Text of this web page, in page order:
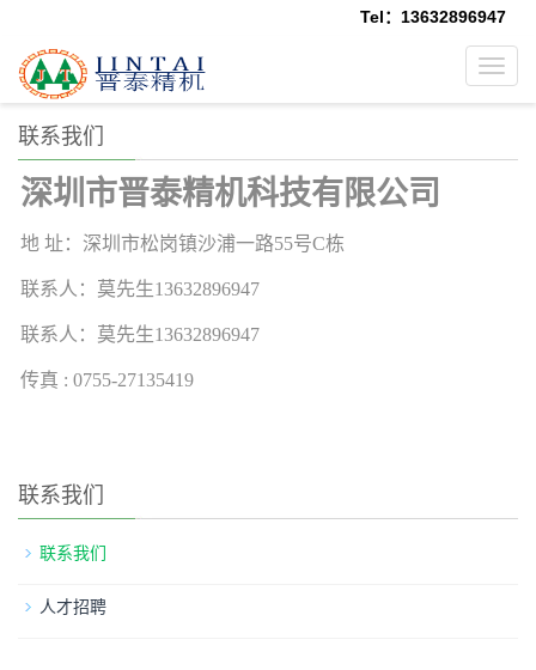
Tel：13632896947
联系我们
深圳市晋泰精机科技有限公司
地 址：深圳市松岗镇沙浦一路55号C栋
联系人：莫先生13632896947
联系人：莫先生13632896947
传真 : 0755-27135419
联系我们
联系我们
人才招聘